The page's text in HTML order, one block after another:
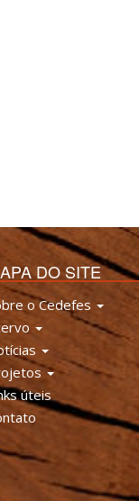
DO SITE
o Cedefes
úteis